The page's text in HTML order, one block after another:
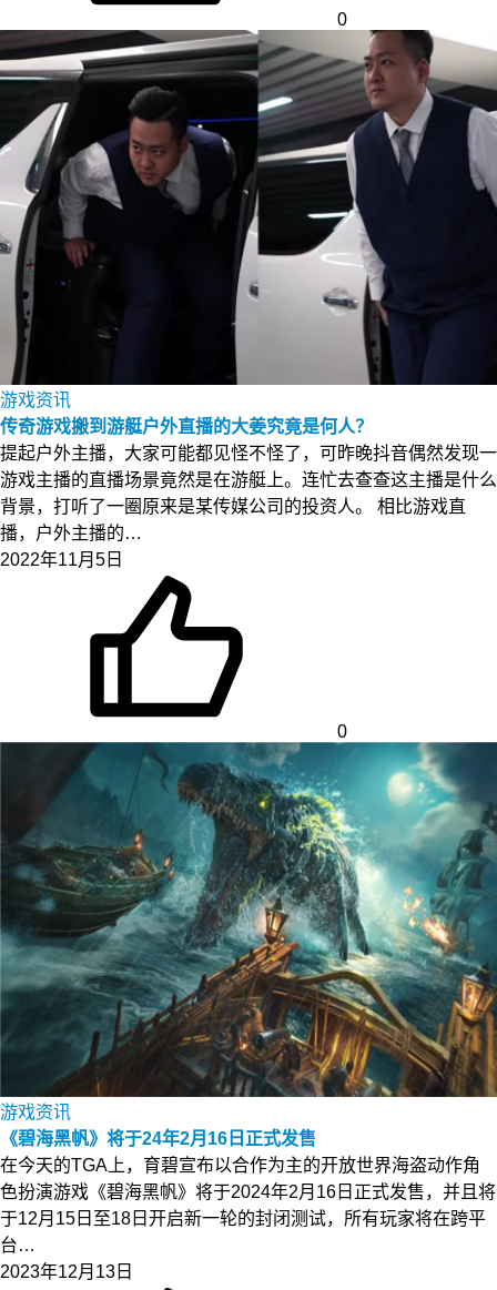
0
游戏资讯
传奇游戏搬到游艇户外直播的大姜究竟是何人？
提起户外主播，大家可能都见怪不怪了，可昨晚抖音偶然发现一
游戏主播的直播场景竟然是在游艇上。连忙去查查这主播是什么
背景，打听了一圈原来是某传媒公司的投资人。 相比游戏直
播，户外主播的…
2022年11月5日
0
游戏资讯
《碧海黑帆》将于24年2月16日正式发售
在今天的TGA上，育碧宣布以合作为主的开放世界海盗动作角
色扮演游戏《碧海黑帆》将于2024年2月16日正式发售，并且将
于12月15日至18日开启新一轮的封闭测试，所有玩家将在跨平
台…
2023年12月13日